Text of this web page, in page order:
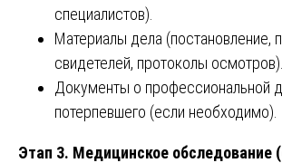
специалистов).
Материалы дела (постановление,
свидетелей, протоколы осмотров).
Документы о профессиональной
потерпевшего (если необходимо).
Этап 3. Медицинское обследование